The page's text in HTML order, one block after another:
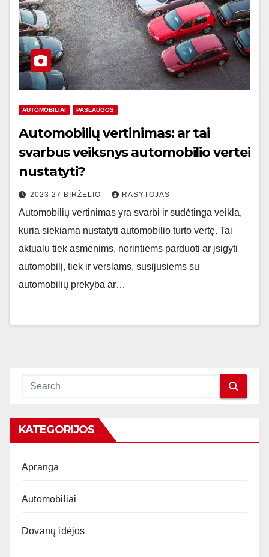
AUTOMOBILIAI PASLAUGOS
Automobilių vertinimas: ar tai
svarbus veiksnys automobilio vertei
nustatyti?
2023 27 BIRŽELIO RASYTOJAS
Automobilių vertinimas yra svarbi ir sudėtinga veikla,
kuria siekiama nustatyti automobilio turto vertę. Tai
aktualu tiek asmenims, norintiems parduoti ar įsigyti
automobilį, tiek ir verslams, susijusiems su
automobilių prekyba ar…
KATEGORIJOS
Apranga
Automobiliai
Dovanų idėjos